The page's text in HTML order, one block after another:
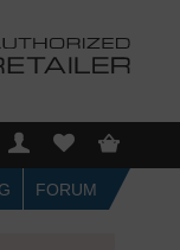
FORUM